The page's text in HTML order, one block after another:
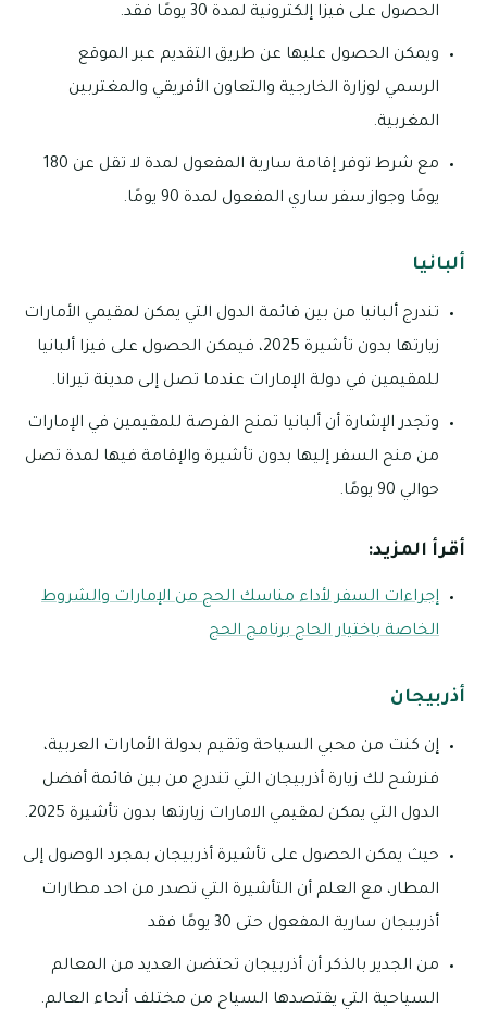
الحصول على فيزا إلكترونية لمدة 30 يومًا فقد.
ويمكن الحصول عليها عن طريق التقديم عبر الموقع
الرسمي لوزارة الخارجية والتعاون الأفريقي والمغتربين
المغربية.
مع شرط توفر إقامة سارية المفعول لمدة لا تقل عن 180
يومًا وجواز سفر ساري المفعول لمدة 90 يومًا.
ألبانيا
تندرج ألبانيا من بين قائمة الدول التي يمكن لمقيمي الأمارات
زيارتها بدون تأشيرة 2025، فيمكن الحصول على فيزا ألبانيا
للمقيمين في دولة الإمارات عندما تصل إلى مدينة تيرانا.
وتجدر الإشارة أن ألبانيا تمنح الفرصة للمقيمين في الإمارات
من منح السفر إليها بدون تأشيرة والإقامة فيها لمدة تصل
حوالي 90 يومًا.
أقرأ المزيد:
إجراءات السفر لأداء مناسك الحج من الإمارات والشروط
الخاصة باختيار الحاج برنامج الحج
أذربيجان
إن كنت من محبي السياحة وتقيم بدولة الأمارات العربية،
فنرشح لك زيارة أذربيجان التي تندرج من بين قائمة أفضل
الدول التي يمكن لمقيمي الامارات زيارتها بدون تأشيرة 2025.
حيث يمكن الحصول على تأشيرة أذربيجان بمجرد الوصول إلى
المطار، مع العلم أن التأشيرة التي تصدر من احد مطارات
أذربيجان سارية المفعول حتى 30 يومًا فقد
من الجدير بالذكر أن أذربيجان تحتضن العديد من المعالم
السياحية التي يقتصدها السياح من مختلف أنحاء العالم.